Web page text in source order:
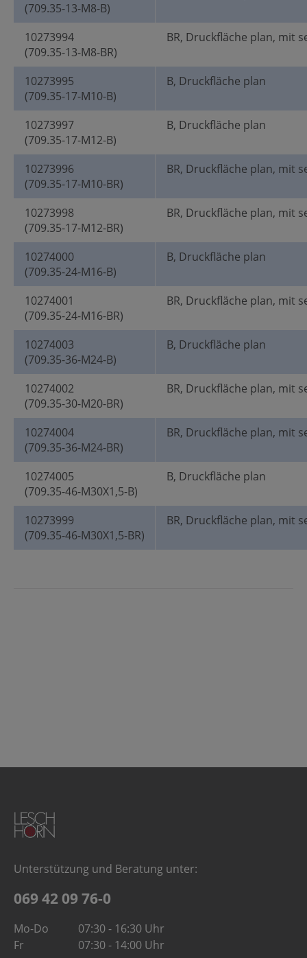
(709.35-13-M8-B)
10273994
(709.35-13-M8-BR)
BR, Druckfläche plan, mit
10273995
(709.35-17-M10-B)
B, Druckfläche plan
10273997
(709.35-17-M12-B)
B, Druckfläche plan
10273996
(709.35-17-M10-BR)
BR, Druckfläche plan, mit
10273998
(709.35-17-M12-BR)
BR, Druckfläche plan, mit
10274000
(709.35-24-M16-B)
B, Druckfläche plan
10274001
(709.35-24-M16-BR)
BR, Druckfläche plan, mit
10274003
(709.35-36-M24-B)
B, Druckfläche plan
10274002
(709.35-30-M20-BR)
BR, Druckfläche plan, mit
10274004
(709.35-36-M24-BR)
BR, Druckfläche plan, mit
10274005
(709.35-46-M30X1,5-B)
B, Druckfläche plan
10273999
(709.35-46-M30X1,5-BR)
BR, Druckfläche plan, mit
Unterstützung und Beratung unter:
069 42 09 76-0
Mo-Do
07:30 - 16:30 Uhr
Fr
07:30 - 14:00 Uhr